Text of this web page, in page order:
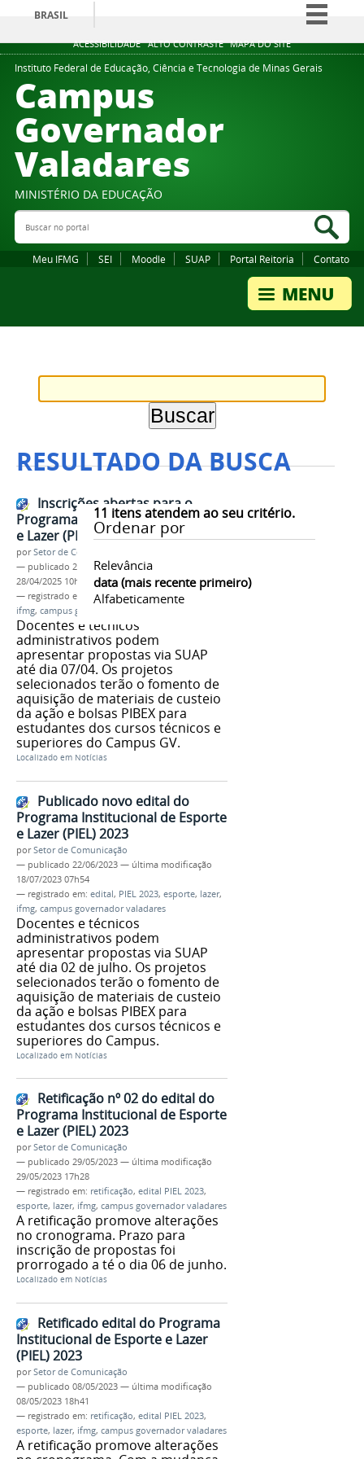
ACESSIBILIDADE ALTO CONTRASTE MAPA DO SITE
BRASIL
Simplifique!
Comunica BR
Instituto Federal de Educação, Ciência e Tecnologia de Minas Gerais
Campus
Governador
Valadares
MINISTÉRIO DA EDUCAÇÃO
Buscar no portal
Meu IFMG SEI Moodle SUAP Portal Reitoria Contato
RESULTADO DA BUSCA
11 itens atendem ao seu critério.
Ordenar por
Relevância
data (mais recente primeiro)
Alfabeticamente
Inscrições abertas para o
Programa Institucional de Esporte
e Lazer (PIEL) 2025
porSetor de Comunicação
— publicado 24/02/2025—última modificação
28/04/2025 10h31
— registrado em:
edital,PIEL 2024,esporte
ifmg, campus governador valadares
Docentes e técnicos
administrativos podem
apresentar propostas via SUAP
até dia 07/04. Os projetos
selecionados terão o fomento de
aquisição de materiais de custeio
da ação e bolsas PIBEX para
estudantes dos cursos técnicos e
superiores do Campus GV.
Localizado em Notícias
Publicado novo edital do
Programa Institucional de Esporte
e Lazer (PIEL) 2023
porSetor de Comunicação
— publicado 22/06/2023 — última modificação
18/07/2023 07h54
— registrado em: edital, PIEL 2023, esporte, lazer,
ifmg, campus governador valadares
Docentes e técnicos
administrativos podem
apresentar propostas via SUAP
até dia 02 de julho. Os projetos
selecionados terão o fomento de
aquisição de materiais de custeio
da ação e bolsas PIBEX para
estudantes dos cursos técnicos e
superiores do Campus.
Localizado em Notícias
Retificação nº 02 do edital do
Programa Institucional de Esporte
e Lazer (PIEL) 2023
porSetor de Comunicação
— publicado 29/05/2023 — última modificação
29/05/2023 17h28
— registrado em: retificação, edital PIEL 2023,
esporte, lazer, ifmg, campus governador valadares
A retificação promove alterações
no cronograma. Prazo para
inscrição de propostas foi
prorrogado a té o dia 06 de junho.
Localizado em Notícias
Retificado edital do Programa
Institucional de Esporte e Lazer
(PIEL) 2023
porSetor de Comunicação
— publicado 08/05/2023 — última modificação
08/05/2023 18h41
— registrado em: retificação, edital PIEL 2023,
esporte, lazer, ifmg, campus governador valadares
A retificação promove alterações